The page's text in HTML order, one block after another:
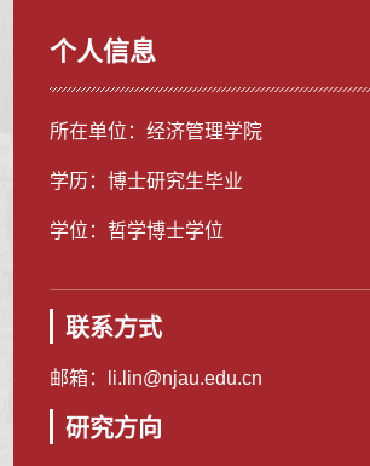
个人信息
所在单位：经济管理学院
学历：博士研究生毕业
学位：哲学博士学位
联系方式
邮箱： li.lin@njau.edu.cn
研究方向